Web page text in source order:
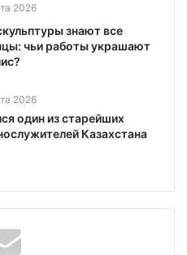
2026
знают все
чьи работы украшают
2026
один из старейших
Казахстана